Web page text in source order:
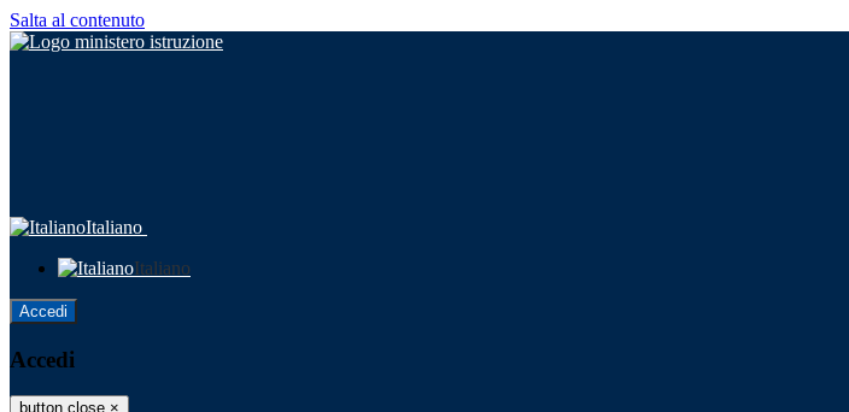
Salta al contenuto
Italiano
Italiano
Accedi
Accedi
button close ×